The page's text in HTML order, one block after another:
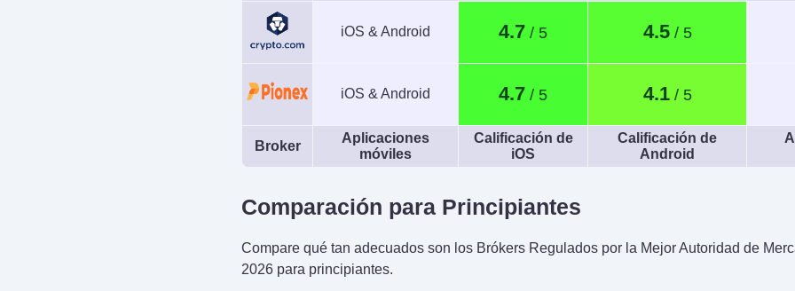
iOS & Android 4.7 4.5
iOS & Android 4.7 4.1
Broker
Aplicaciones
móviles
Calificación de
iOS
Calificación de
Android
Comparación para Principiantes
Compare qué tan adecuados son los Brókers Regulados por la Mejor Autoridad de
2026 para principiantes.